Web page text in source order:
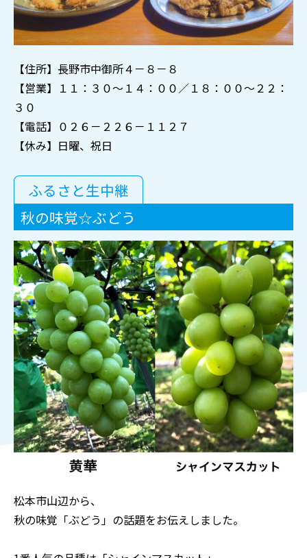
【住所】長野市中御所４－８－８
【営業】１１：３０～１４：００／１８：００～２２：
３０
【電話】０２６－２２６－１１２７
【休み】日曜、祝日
ふるさと生中継
秋の味覚☆ぶどう
松本市山辺から、
秋の味覚「ぶどう」の話題をお伝えしました。